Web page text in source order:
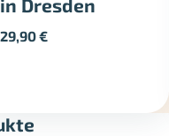
in Dresden
29,90€